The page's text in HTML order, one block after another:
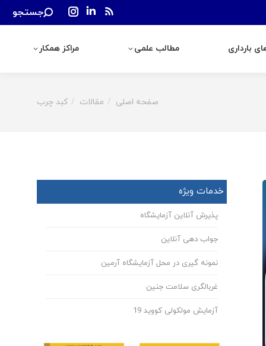
Rss
window
Linkedin
opens
window
Instagram
opens
window
Search:
جستجو
بارداری مطالب علمی مراکز همکار
You are here:
صفحه اصلی مقالات کبد چرب
خدمات ویژه
پذیرش آنلاین آزمایشگاه
جواب دهی آنلاین
نمونه گیری در محل آزمایشگاه آرمین
غربالگری سلامت جنین
آزمایش مولکولی کووید 19
مراکز همکار